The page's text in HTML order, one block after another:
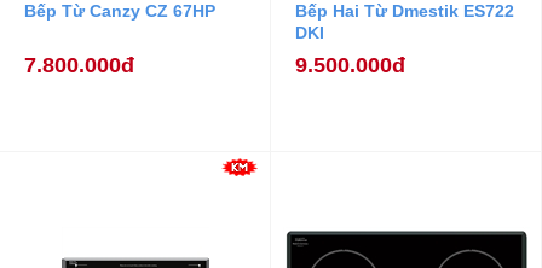
Bếp Từ Canzy CZ 67HP
7.800.000đ
Bếp Hai Từ Dmestik ES722
DKI
9.500.000đ